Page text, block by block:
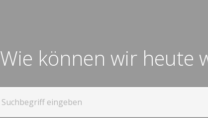
Wie können wir heute